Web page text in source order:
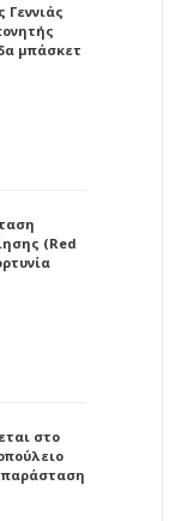
Γεννιάς
μπάσκετ
(Red
στο